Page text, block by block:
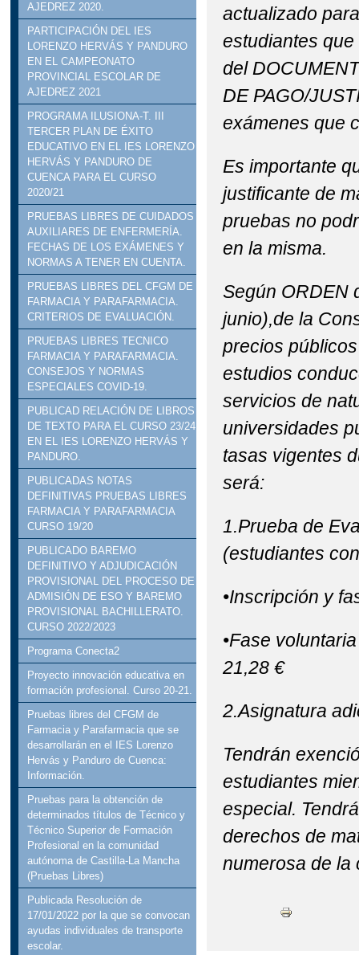
AJEDREZ 2020.
PARTICIPACIÓN DEL IES
LORENZO HERVÁS Y PANDURO
EN EL CAMPEONATO
PROVINCIAL ESCOLAR DE
AJEDREZ 2021
PROGRAMA ILUSIONA-T. III
TERCER PLAN DE ÉXITO
EDUCATIVO EN EL IES LORENZO
HERVÁS Y PANDURO DE
CUENCA PARA EL CURSO
2020/21
PRUEBAS LIBRES DE CUIDADOS
AUXILIARES DE ENFERMERÍA.
FECHAS DE LOS EXÁMENES Y
NORMAS A TENER EN CUENTA.
PRUEBAS LIBRES DEL CFGM DE
FARMACIA Y PARAFARMACIA.
CRITERIOS DE EVALUACIÓN.
PRUEBAS LIBRES TECNICO
FARMACIA Y PARAFARMACIA.
CONSEJOS Y NORMAS
ESPECIALES COVID-19.
PUBLICAD RELACIÓN DE LIBROS
DE TEXTO PARA EL CURSO 23/24
EN EL IES LORENZO HERVÁS Y
PANDURO.
PUBLICADAS NOTAS
DEFINITIVAS PRUEBAS LIBRES
FARMACIA Y PARAFARMACIA
CURSO 19/20
PUBLICADO BAREMO
DEFINITIVO Y ADJUDICACIÓN
PROVISIONAL DEL PROCESO DE
ADMISIÓN DE ESO Y BAREMO
PROVISIONAL BACHILLERATO.
CURSO 2022/2023
Programa Conecta2
Proyecto innovación educativa en
formación profesional. Curso 20-21.
Pruebas libres del CFGM de
Farmacia y Parafarmacia que se
desarrollarán en el IES Lorenzo
Hervás y Panduro de Cuenca:
Información.
Pruebas para la obtención de
determinados títulos de Técnico y
Técnico Superior de Formación
Profesional en la comunidad
autónoma de Castilla-La Mancha
(Pruebas Libres)
Publicada Resolución de
17/01/2022 por la que se convocan
ayudas individuales de transporte
escolar.
actualizado
estudiantes
del
DE PAGO/
exámenes que
Es importante
justificante de
pruebas no
en la misma.
Según ORDEN
junio),de la
precios
estudios
servicios de
universidades
tasas vigentes
será:
1.Prueba de
(estudiantes
•Inscripción y
•Fase
21,28 €
2.Asignatura
Tendrán
estudiantes
especial.
derechos de
numerosa de la